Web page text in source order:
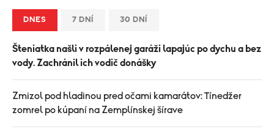
DNES 7 DNÍ 30 DNÍ
Šteniatka našli v rozpálenej garáži lapajúc po dychu a bez
vody. Zachránil ich vodič donášky
Zmizol pod hladinou pred očami kamarátov: Tínedžer
zomrel po kúpaní na Zemplínskej šírave